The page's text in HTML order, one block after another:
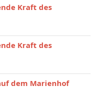
Kraft des
Kraft des
dem Marienhof